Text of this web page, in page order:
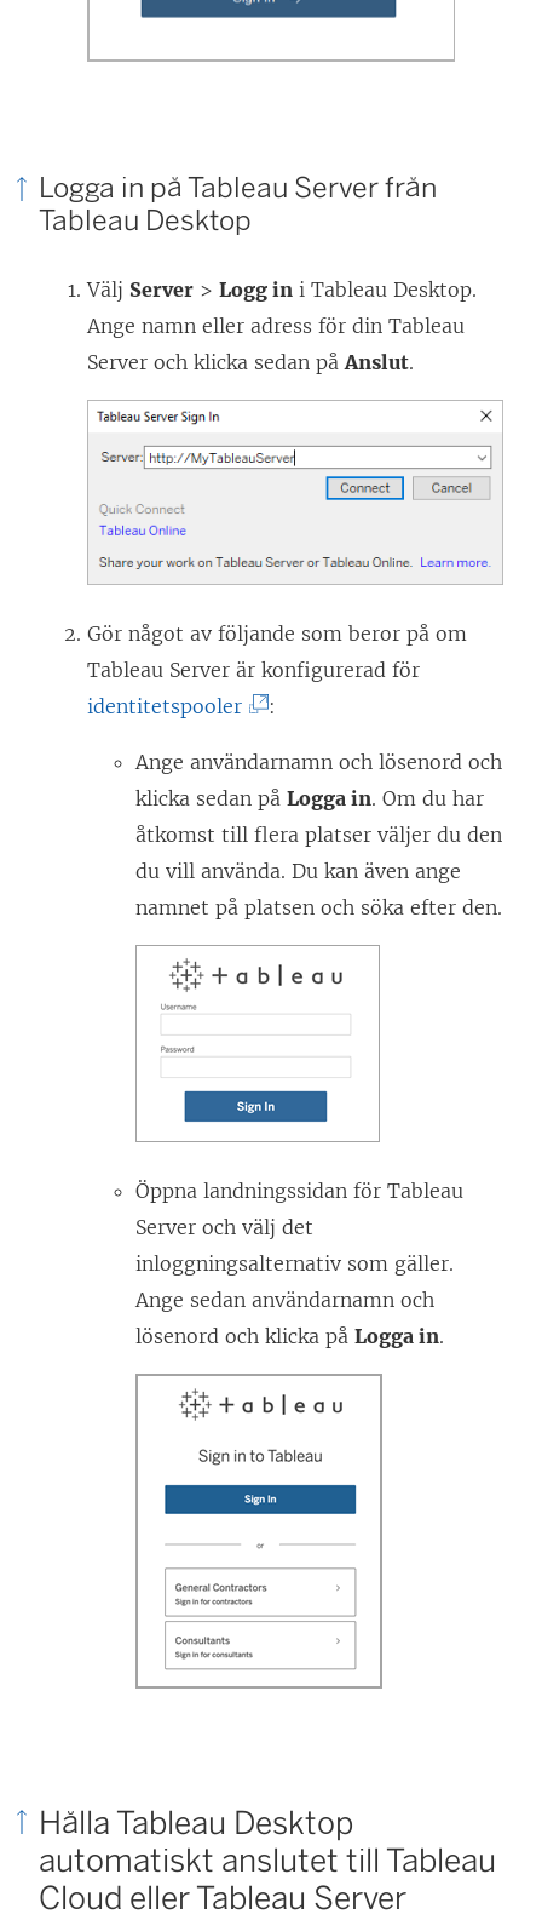
t
n
s
t
e
r
)
Logga in på Tableau Server från
Tableau Desktop
Välj Server > Logg in i Tableau Desktop.
Ange namn eller adress för din Tableau
Server och klicka sedan på Anslut.
Gör något av följande som beror på om
Tableau Server är konfigurerad för
identitetspooler(
n
p
a
s
i
n
t
f
ö
s
t
e
r
:
Ange användarnamn och lösenord och
klicka sedan på Logga in. Om du har
åtkomst till flera platser väljer du den
du vill använda. Du kan även ange
namnet på platsen och söka efter den.
Öppna landningssidan för Tableau
Server och välj det
inloggningsalternativ som gäller.
Ange sedan användarnamn och
lösenord och klicka på Logga in.
Hålla Tableau Desktop
automatiskt anslutet till Tableau
Cloud ellerTableau Server